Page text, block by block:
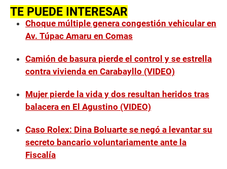
TE PUEDE INTERESAR
Choque múltiple genera congestión vehicular en
Av. Túpac Amaru en Comas
Camión de basura pierde el control y se estrella
contra vivienda en Carabayllo (VIDEO)
Mujer pierde la vida y dos resultan heridos tras
balacera en El Agustino (VIDEO)
Caso Rolex: Dina Boluarte se negó a levantar su
secreto bancario voluntariamente ante la
Fiscalía